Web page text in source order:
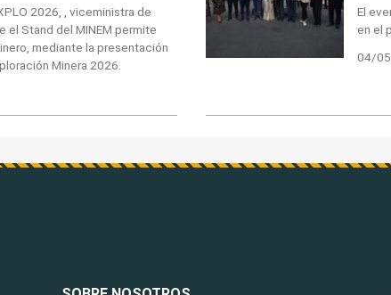
2026, , viceministra de
el Stand del MINEM permite
mediante la presentación
Minera 2026.
El
en el
04/